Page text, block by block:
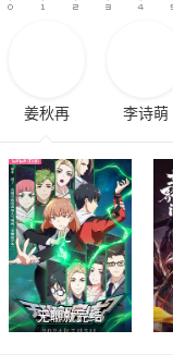
姜秋再 李诗萌
无聊就完结